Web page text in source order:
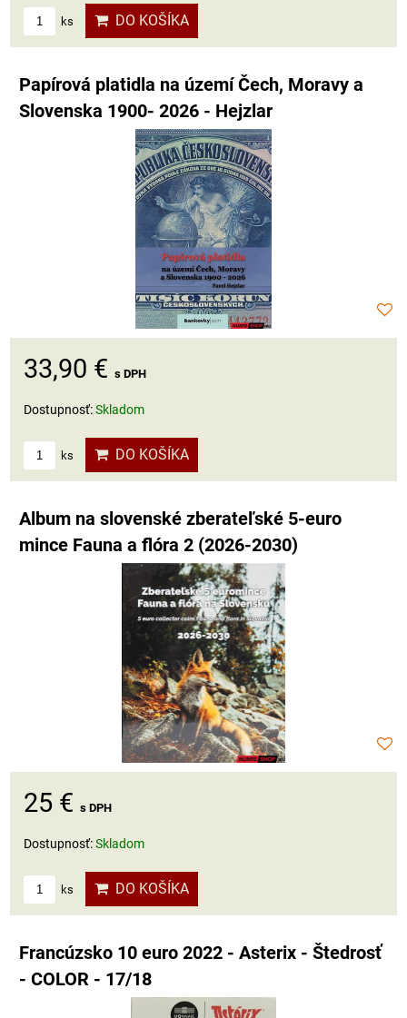
ks DO KOŠÍKA
Papírová platidla na území Čech, Moravy a
Slovenska 1900- 2026 - Hejzlar
33,90 € s DPH
Dostupnosť:Skladom
ks DO KOŠÍKA
Album na slovenské zberateľské 5-euro
mince Fauna a flóra 2 (2026-2030)
25 € s DPH
Dostupnosť:Skladom
ks DO KOŠÍKA
Francúzsko 10 euro 2022 - Asterix - Štedrosť
- COLOR - 17/18